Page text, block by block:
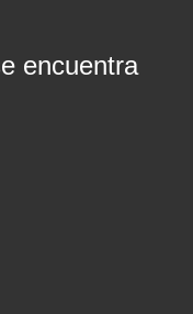
encuentra